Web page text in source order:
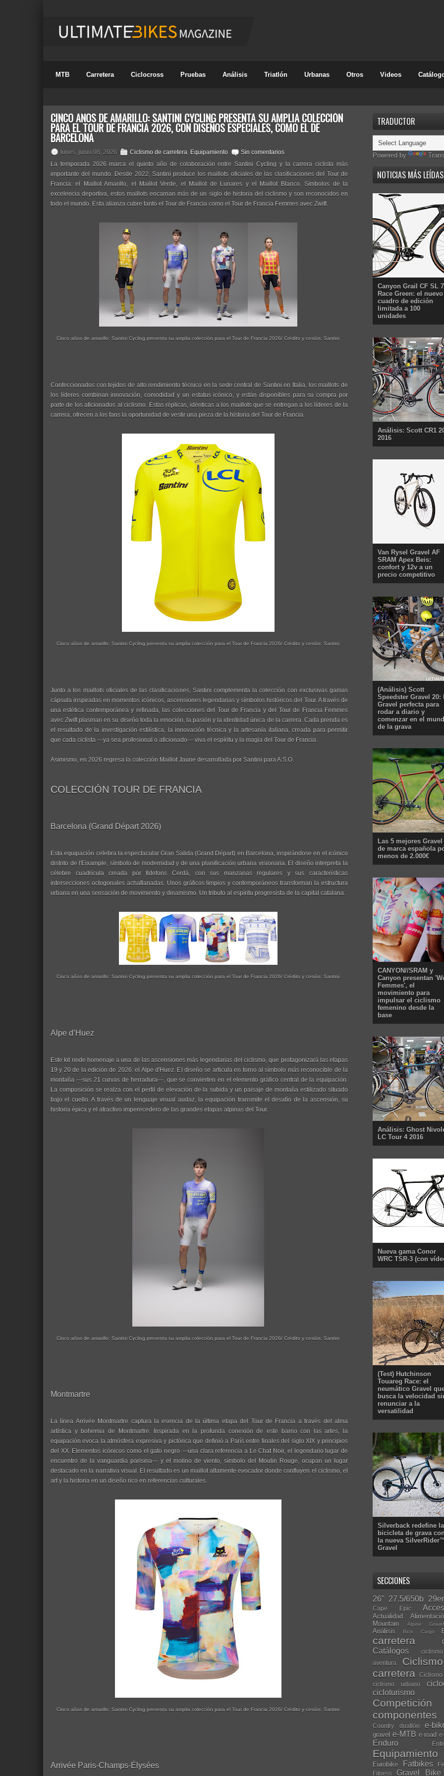
MTB Carretera Ciclocross Pruebas Análisis Triatlón Urbanas Otros Videos
CINCO AÑOS DE AMARILLO: SANTINI CYCLING PRESENTA SU AMPLIA COLECCIÓN
PARA EL TOUR DE FRANCIA 2026, CON DISEÑOS ESPECIALES, COMO EL DE
BARCELONA
lunes, junio 08, 2026 Ciclismo de carretera, Equipamiento
Sin comentarios
La temporada 2026 marca el quinto año de colaboración entre Santini Cycling y la carrera ciclista más
importante del mundo. Desde 2022, Santini produce los maillots oficiales de las clasificaciones del Tour de
Francia: el Maillot Amarillo, el Maillot Verde, el Maillot de Lunares y el Maillot Blanco. Símbolos de la
excelencia deportiva, estos maillots encarnan más de un siglo de historia del ciclismo y son reconocidos en
todo el mundo. Esta alianza cubre tanto el Tour de Francia como el Tour de Francia Femmes avec Zwift.
Cinco años de amarillo: Santini Cycling presenta su amplia colección para el Tour de Francia 2026/ Crédito y cesión: Santini
Confeccionados con tejidos de alto rendimiento técnico en la sede central de Santini en Italia, los maillots de
los líderes combinan innovación, comodidad y un estatus icónico, y están disponibles para su compra por
parte de los aficionados al ciclismo. Estas réplicas, idénticas a los maillots que se entregan a los líderes de la
carrera, ofrecen a los fans la oportunidad de vestir una pieza de la historia del Tour de Francia.
Cinco años de amarillo: Santini Cycling presenta su amplia colección para el Tour de Francia 2026/ Crédito y cesión: Santini
Junto a los maillots oficiales de las clasificaciones, Santini complementa la colección con exclusivas gamas
cápsula inspiradas en momentos icónicos, ascensiones legendarias y símbolos históricos del Tour. A través de
una estética contemporánea y refinada, las colecciones del Tour de Francia y del Tour de Francia Femmes
avec Zwift plasman en su diseño toda la emoción, la pasión y la identidad única de la carrera. Cada prenda es
el resultado de la investigación estilística, la innovación técnica y la artesanía italiana, creada para permitir
que cada ciclista —ya sea profesional o aficionado— viva el espíritu y la magia del Tour de Francia.
Asimismo, en 2026 regresa la colección Maillot Jaune desarrollada por Santini para A.S.O.
COLECCIÓN TOUR DE FRANCIA
Barcelona (Grand Départ 2026)
Esta equipación celebra la espectacular Gran Salida (Grand Départ) en Barcelona, inspirándose en el icónico
distrito de l'Eixample, símbolo de modernidad y de una planificación urbana visionaria. El diseño interpreta la
célebre cuadrícula creada por Ildefons Cerdà, con sus manzanas regulares y sus características
intersecciones octogonales achaflanadas. Unos gráficos limpios y contemporáneos transforman la estructura
urbana en una sensación de movimiento y dinamismo. Un tributo al espíritu progresista de la capital catalana.
Cinco años de amarillo: Santini Cycling presenta su amplia colección para el Tour de Francia 2026/ Crédito y cesión: Santini
Alpe d’Huez
Este kit rinde homenaje a una de las ascensiones más legendarias del ciclismo, que protagonizará las etapas
19 y 20 de la edición de 2026: el Alpe d'Huez. El diseño se articula en torno al símbolo más reconocible de la
montaña —sus 21 curvas de herradura—, que se convierten en el elemento gráfico central de la equipación.
La composición se realza con el perfil de elevación de la subida y un paisaje de montaña estilizado situado
bajo el cuello. A través de un lenguaje visual audaz, la equipación transmite el desafío de la ascensión, su
historia épica y el atractivo imperecedero de las grandes etapas alpinas del Tour.
Cinco años de amarillo: Santini Cycling presenta su amplia colección para el Tour de Francia 2026/ Crédito y cesión: Santini
Montmartre
La línea Arrivée Montmartre captura la esencia de la última etapa del Tour de Francia a través del alma
artística y bohemia de Montmartre. Inspirada en la profunda conexión de este barrio con las artes, la
equipación evoca la atmósfera expresiva y pictórica que definió a París entre finales del siglo XIX y principios
del XX. Elementos icónicos como el gato negro —una clara referencia a Le Chat Noir, el legendario lugar de
encuentro de la vanguardia parisina— y el molino de viento, símbolo del Moulin Rouge, ocupan un lugar
destacado en la narrativa visual. El resultado es un maillot altamente evocador donde confluyen el ciclismo, el
art y la historia en un diseño rico en referencias culturales.
Cinco años de amarillo: Santini Cycling presenta su amplia colección para el Tour de Francia 2026/ Crédito y cesión: Santini
Arrivée Paris-Champs-Élysées
TRADUCTOR
Powered by
NOTICIAS MÁS LEÍDAS
Canyon Grail CF SL 7
Race Green: el nuevo
cuadro de edición
limitada a 100
unidades
Análisis: Scott CR1
2016
Van Rysel Gravel AF
SRAM Apex Beis:
confort y 12v a un
precio competitivo
(Análisis) Scott
Speedster Gravel 20:
Gravel perfecta para
rodar a diario y
comenzar en el
de la grava
Las 5 mejores Gravel
de marca española
menos de 2.000€
CANYON//SRAM y
Canyon presentan
Femmes', el
movimiento para
impulsar el ciclismo
femenino desde la
base
Análisis: Ghost
LC Tour 4 2016
Nueva gama Conor
WRC TSR-3 (con
(Test) Hutchinson
Touareg Race: el
neumático Gravel
busca la velocidad
renunciar a la
versatilidad
Silverback redefine la
bicicleta de grava
la nueva
Gravel
SECCIONES
26" 27.5/650b 29er
Cape Epic
Actualidad
Mountain
Alpine
Análisis Bicis Cargo
carretera
Catálogos
aventura
carretera
Ciclismo
ciclismo urbano
cicloturismo
Competición
componentes
Country duatlón e-
gravel e-MTB e-road
Enduro
Equipamiento
Eurobike Fatbikes
Fitness
Gravel Bike